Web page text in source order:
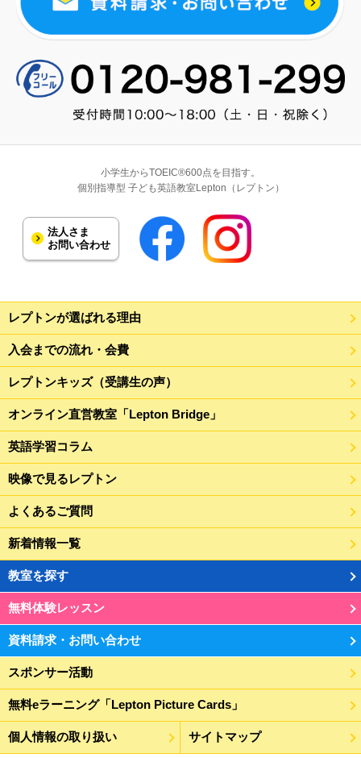
小学生からTOEIC®600点を目指す。
個別指導型 子ども英語教室Lepton（レプトン）
法人さま
お問い合わせ
レプトンが選ばれる理由
入会までの流れ・会費
レプトンキッズ（受講生の声）
オンライン直営教室「Lepton Bridge」
英語学習コラム
映像で見るレプトン
よくあるご質問
新着情報一覧
教室を探す
無料体験レッスン
資料請求・お問い合わせ
スポンサー活動
無料eラーニング「Lepton Picture Cards」
個人情報の取り扱い サイトマップ